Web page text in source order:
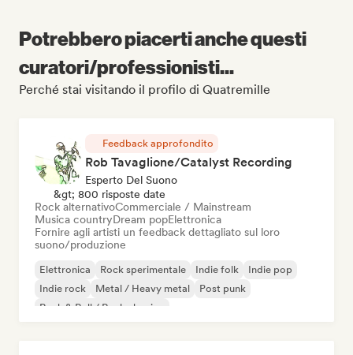
Potrebbero piacerti anche questi
curatori/professionisti...
Perché stai visitando il profilo di Quatremille
Feedback approfondito
Rob Tavaglione/Catalyst Recording
Esperto Del Suono
&gt; 800 risposte date
Rock alternativoCommerciale / Mainstream
Musica countryDream popElettronica
Fornire agli artisti un feedback dettagliato sul loro
suono/produzione
Elettronica Rock sperimentale Indie folk
Indie pop
Indie rock
Metal / Heavy metal
Post punk
Rock & Roll / Rock classico